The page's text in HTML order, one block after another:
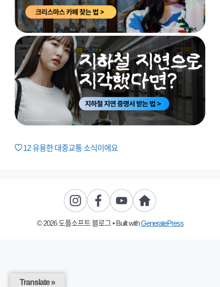
12유용한 대중교통 소식이에요
© 2026 도플소프트 블로그• Built withGeneratePress
Translate »